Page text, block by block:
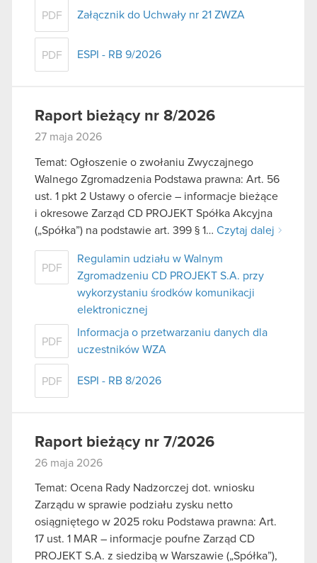
PDF Załącznik do Uchwały nr 21 ZWZA
PDF ESPI - RB 9/2026
Raport bieżący nr 8/2026
27 maja 2026
Temat: Ogłoszenie o zwołaniu Zwyczajnego
Walnego Zgromadzenia Podstawa prawna: Art. 56
ust. 1 pkt 2 Ustawy o ofercie – informacje bieżące
i okresowe Zarząd CD PROJEKT Spółka Akcyjna
(„Spółka”) na podstawie art. 399 § 1… Czytaj dalej
PDF
Regulamin udziału w Walnym
Zgromadzeniu CD PROJEKT S.A. przy
wykorzystaniu środków komunikacji
elektronicznej
PDF
Informacja o przetwarzaniu danych dla
uczestników WZA
PDF ESPI - RB 8/2026
Raport bieżący nr 7/2026
26 maja 2026
Temat: Ocena Rady Nadzorczej dot. wniosku
Zarządu w sprawie podziału zysku netto
osiągniętego w 2025 roku Podstawa prawna: Art.
17 ust. 1 MAR – informacje poufne Zarząd CD
PROJEKT S.A. z siedzibą w Warszawie („Spółka”),